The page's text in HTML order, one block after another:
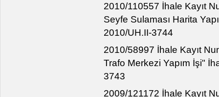
2010/110557 İhale Kayıt
Seyfe Sulaması Harita
2010/UH.II-3744
2010/58997 İhale Kayıt
Trafo Merkezi Yapım İşi"
3743
2009/121172 İhale Kayıt